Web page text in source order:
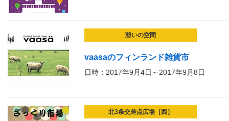
憩いの空間
vaasaのフィンランド雑貨市
日時：2017年9月4日～2017年9月8日
北3条交差点広場［西］